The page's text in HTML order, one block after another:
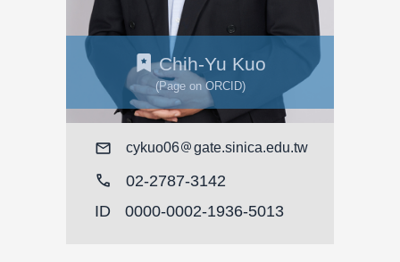
Chih-Yu Kuo
(Page on ORCID)
Mail cykuo06 gate.sinica.edu.tw
call
02-2787-3142
ID
0000-0002-1936-5013